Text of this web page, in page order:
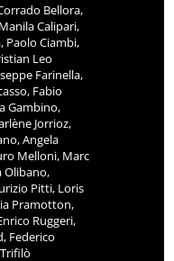
Bellora,
Calipari,
Paolo Ciambi,
Leo
Farinella,
Fabio
Gambino,
Jorrioz,
Angela
Melloni, Marc
Olibano,
Pitti, Loris
Pramotton,
Ruggeri,
Federico